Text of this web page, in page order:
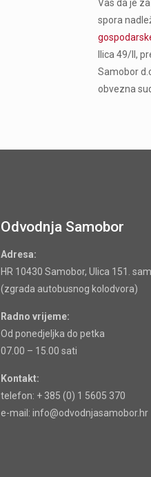
Vas da je
spora
Ilica 49/II,
Samobor
obvezna
Odvodnja Samobor
Adresa:
HR 10430 Samobor, Ulica 151.
(zgrada autobusnog kolodvora)
Radno vrijeme:
Od ponedjeljka do petka
07.00 – 15.00 sati
Kontakt:
telefon: + 385 (0) 1 5605 370
e-mail: info@odvodnjasamobor.hr